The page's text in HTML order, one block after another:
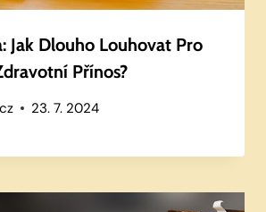
Jak Dlouho Louhovat Pro
Přínos?
23. 7. 2024